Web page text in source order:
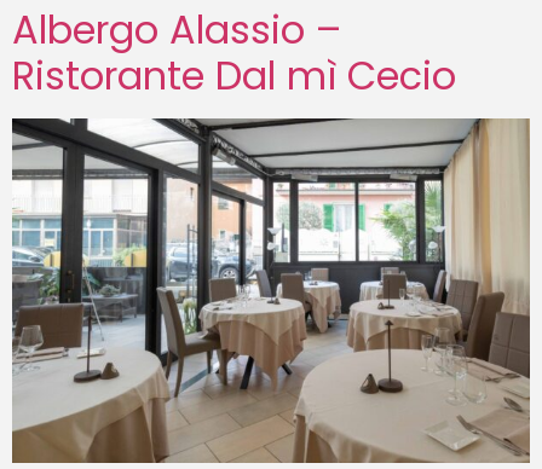
Albergo Alassio –
Ristorante Dal mì Cecio